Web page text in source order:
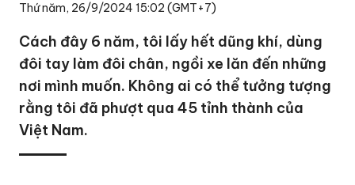
Thứ năm, 26/9/2024 15:02 (GMT+7)
Cách đây 6 năm, tôi lấy hết dũng khí, dùng
đôi tay làm đôi chân, ngồi xe lăn đến những
nơi mình muốn. Không ai có thể tưởng tượng
rằng tôi đã phượt qua 45 tỉnh thành của
Việt Nam.